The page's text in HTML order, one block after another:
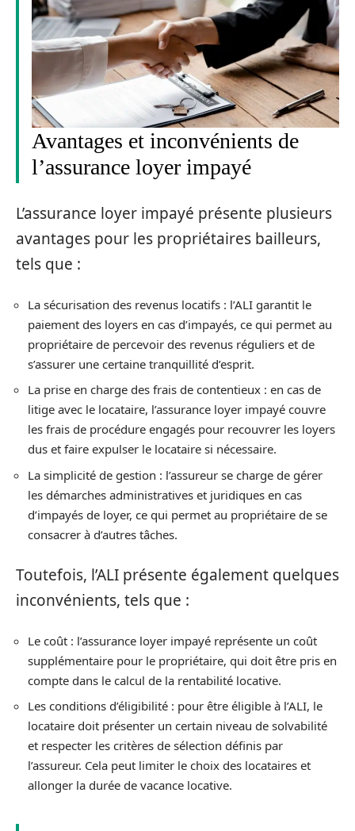
Avantages et inconvénients de
l’assurance loyer impayé
L’assurance loyer impayé présente plusieurs
avantages pour les propriétaires bailleurs,
tels que :
La sécurisation des revenus locatifs : l’ALI garantit le
paiement des loyers en cas d’impayés, ce qui permet au
propriétaire de percevoir des revenus réguliers et de
s’assurer une certaine tranquillité d’esprit.
La prise en charge des frais de contentieux : en cas de
litige avec le locataire, l’assurance loyer impayé couvre
les frais de procédure engagés pour recouvrer les loyers
dus et faire expulser le locataire si nécessaire.
La simplicité de gestion : l’assureur se charge de gérer
les démarches administratives et juridiques en cas
d’impayés de loyer, ce qui permet au propriétaire de se
consacrer à d’autres tâches.
Toutefois, l’ALI présente également quelques
inconvénients, tels que :
Le coût : l’assurance loyer impayé représente un coût
supplémentaire pour le propriétaire, qui doit être pris en
compte dans le calcul de la rentabilité locative.
Les conditions d’éligibilité : pour être éligible à l’ALI, le
locataire doit présenter un certain niveau de solvabilité
et respecter les critères de sélection définis par
l’assureur. Cela peut limiter le choix des locataires et
allonger la durée de vacance locative.